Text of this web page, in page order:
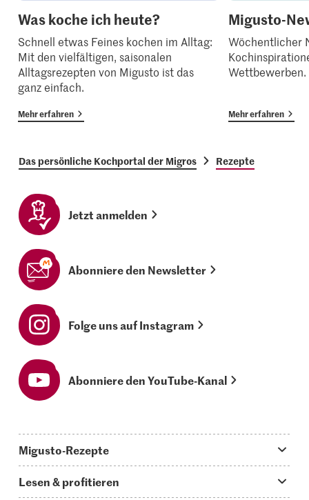
Was koche ich heute?
Schnell etwas Feines kochen im Alltag:
Mit den vielfältigen, saisonalen
Alltagsrezepten von Migusto ist das
ganz einfach.
Mehr erfahren
Migusto-
Wöchentlicher
Wettbewerben.
Mehr erfahren
Das persönliche Kochportal der Migros Rezepte
Jetzt anmelden
Abonniere den Newsletter
Folge uns auf Instagram
Abonniere den YouTube-Kanal
Migusto-Rezepte
Lesen & profitieren